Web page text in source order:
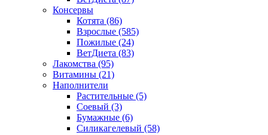
Консервы
Котята (86)
Взрослые (585)
Пожилые (24)
ВетДиета (83)
Лакомства (95)
Витамины (21)
Наполнители
Растительные (5)
Соевый (3)
Бумажные (6)
Силикагелевый (58)